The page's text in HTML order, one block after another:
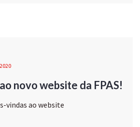
novo website da FPAS!
vindas ao website